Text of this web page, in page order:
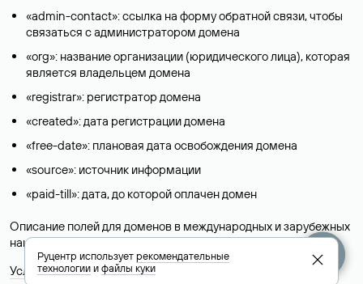
«admin-contact»: ссылка на форму обратной связи, чтобы
связаться с администратором домена
«org»: название организации (юридического лица), которая
является владельцем домена
«registrar»: регистратор домена
«created»: дата регистрации домена
«free-date»: плановая дата освобождения домена
«source»: источник информации
«paid-till»: дата, до которой оплачен домен
Описание полей для доменов в международных и зарубежных
национальных доменах представлены в разделе «Помощь».
Условия использования Whois-сервиса
Руцентр используетрекомендательные
технологииифайлы куки